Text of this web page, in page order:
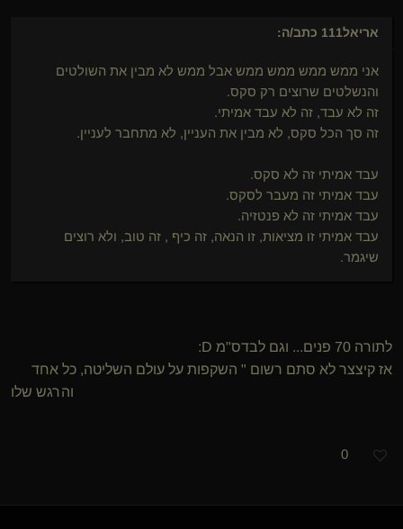
אריאל111 כתב/ה:
אני ממש ממש ממש ממש אבל ממש לא מבין את השולטים
והנשלטים שרוצים רק סקס.
זה לא עבד, זה לא עבד אמיתי.
זה סך הכל סקס, לא מבין את העניין, לא מתחבר לעניין.
עבד אמיתי זה לא סקס.
עבד אמיתי זה מעבר לסקס.
עבד אמיתי זה לא פנטזיה.
עבד אמיתי זו מציאות, זו הנאה, זה כיף , זה טוב, ולא רוצים
שיגמר.
לתורה 70 פנים... וגם לבדס"מ D:
אז קיצצר לא סתם רשום " השקפות על עולם השליטה, כל אחד
והרגש שלו
0